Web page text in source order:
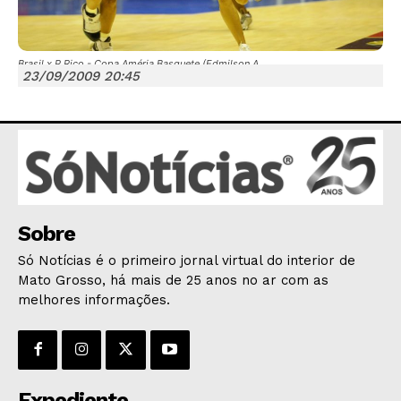
POLÍTICA
POLÍCIA
ESPORTES
ECONOMIA
OPINIÃO
Brasil x P.Rico - Copa Améria Basquete (Edmilson A
23/09/2009 20:45
Sobre
Só Notícias é o primeiro jornal virtual do interior de
Mato Grosso, há mais de 25 anos no ar com as
melhores informações.